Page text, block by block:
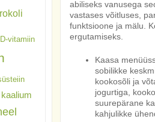
abiliseks vanusega
vastases võitluses,
funktsioone ja mälu.
ergutamiseks.
Kaasa
sobilikke
kookosõli ja
jogurtiga,
suurepärane
kahjulikke
D-vitamiin
kaalium